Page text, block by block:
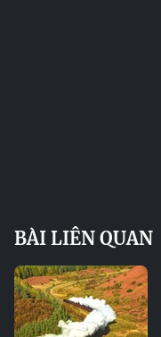
BÀI LIÊN QUAN